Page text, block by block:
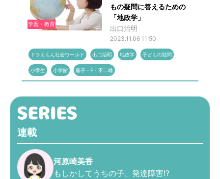
学習・教育
もの疑問に答えるための
「地政学」
出口治明
2023.11.06 11:50
ドラえもん社会ワールド 出口治明 地政学 子どもの疑問
小学生 小学館 藤子・F・不二雄
連載
河原崎美香
もしかしてうちの子、発達障害!?